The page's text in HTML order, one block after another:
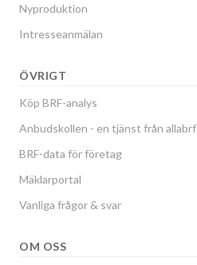
Nyproduktion
Intresseanmälan
ÖVRIGT
Köp BRF-analys
Anbudskollen - en tjänst från allabrf
BRF-data för företag
Mäklarportal
Vanliga frågor & svar
OM OSS